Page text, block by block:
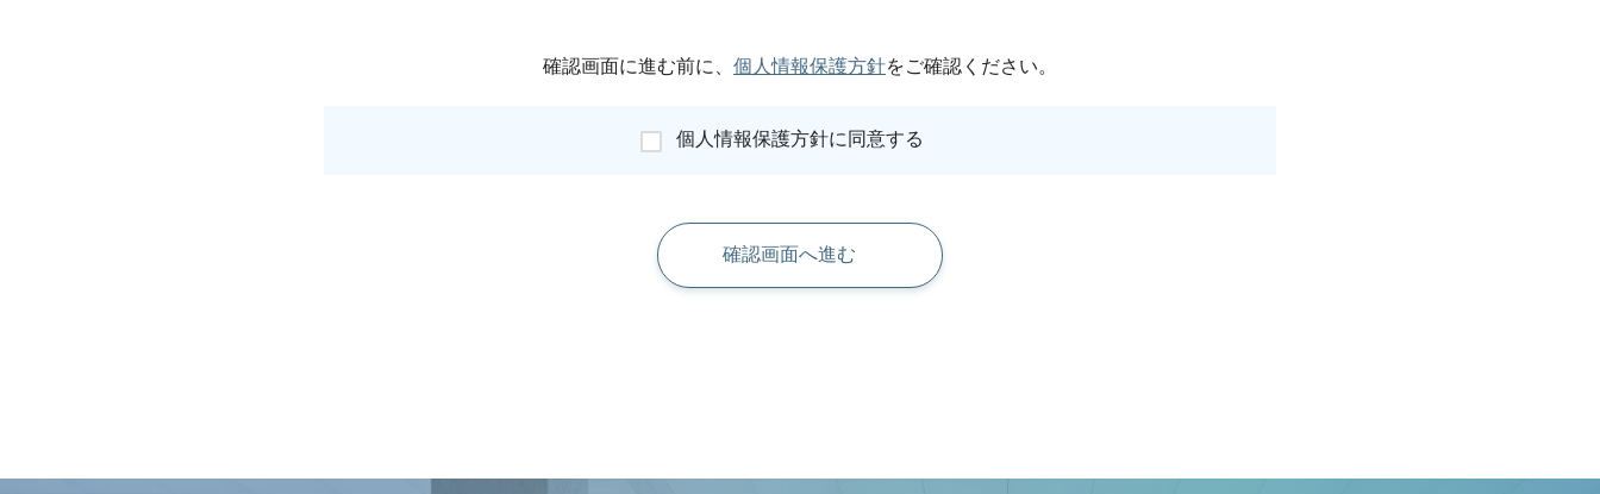
確認画面に進む前に、 個人情報保護方針をご確認ください。
個人情報保護方針に同意する